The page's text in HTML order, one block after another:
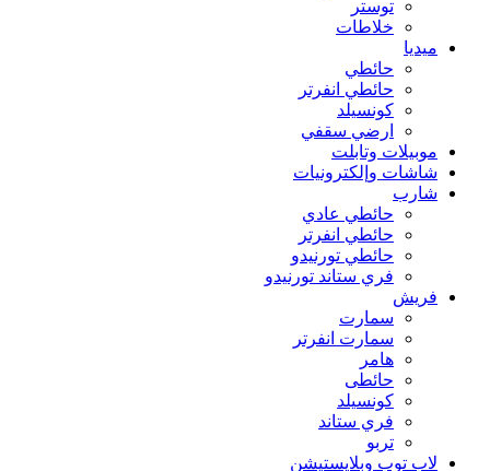
توستر
خلاطات
ميديا
حائطي
حائطي انفرتر
كونسيلد
ارضي سقفي
موبيلات وتابلت
شاشات وإلكترونيات
شارب
حائطي عادي
حائطي انفرتر
حائطي تورنيدو
فري ستاند تورنيدو
فريش
سمارت
سمارت انفرتر
هامر
حائطى
كونسيلد
فري ستاند
تربو
لاب توب وبلايستيشن